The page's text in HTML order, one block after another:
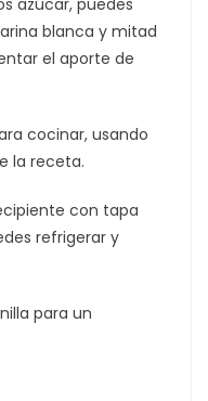
azúcar, puedes
blanca y mitad
el aporte de
cocinar, usando
la receta.
con tapa
refrigerar y
para un